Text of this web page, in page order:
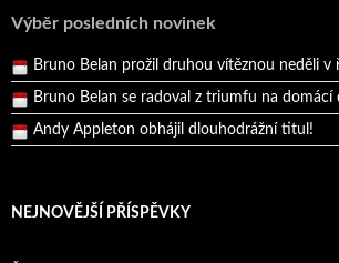
Výběr posledních novinek
Pražský přebor neskrblil překvapeními!
Bruno Belan se radoval z triumfu na domácí
Andy Appleton obhájil dlouhodrážní titul!
Reprezentační dvojice brala český titul!
NEJNOVĚJŠÍ PŘÍSPĚVKY